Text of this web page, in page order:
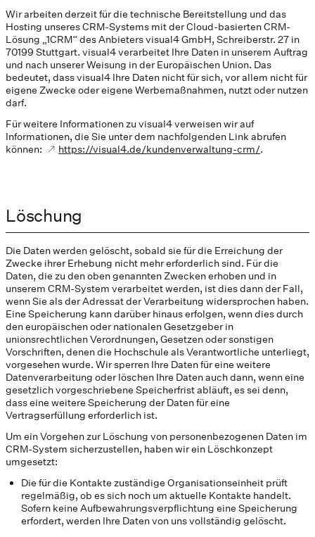
Wir arbeiten derzeit für die technische Bereitstellung und das
Hosting unseres CRM-Systems mit der Cloud-basierten CRM-
Lösung „1CRM“ des Anbieters visual4 GmbH, Schreiberstr. 27 in
70199 Stuttgart. visual4 verarbeitet Ihre Daten in unserem Auftrag
und nach unserer Weisung in der Europäischen Union. Das
bedeutet, dass visual4 Ihre Daten nicht für sich, vor allem nicht für
eigene Zwecke oder eigene Werbemaßnahmen, nutzt oder nutzen
darf.
Für weitere Informationen zu visual4 verweisen wir auf
Informationen, die Sie unter dem nachfolgenden Link abrufen
können:
https://visual4.de/kundenverwaltung-crm/.
Löschung
Die Daten werden gelöscht, sobald sie für die Erreichung der
Zwecke ihrer Erhebung nicht mehr erforderlich sind. Für die
Daten, die zu den oben genannten Zwecken erhoben und in
unserem CRM-System verarbeitet werden, ist dies dann der Fall,
wenn Sie als der Adressat der Verarbeitung widersprochen haben.
Eine Speicherung kann darüber hinaus erfolgen, wenn dies durch
den europäischen oder nationalen Gesetzgeber in
unionsrechtlichen Verordnungen, Gesetzen oder sonstigen
Vorschriften, denen die Hochschule als Verantwortliche unterliegt,
vorgesehen wurde. Wir sperren Ihre Daten für eine weitere
Datenverarbeitung oder löschen Ihre Daten auch dann, wenn eine
gesetzlich vorgeschriebene Speicherfrist abläuft, es sei denn,
dass eine weitere Speicherung der Daten für eine
Vertragserfüllung erforderlich ist.
Um ein Vorgehen zur Löschung von personenbezogenen Daten im
CRM-System sicherzustellen, haben wir ein Löschkonzept
umgesetzt:
Die für die Kontakte zuständige Organisationseinheit prüft
regelmäßig, ob es sich noch um aktuelle Kontakte handelt.
Sofern keine Aufbewahrungsverpflichtung eine Speicherung
erfordert, werden Ihre Daten von uns vollständig gelöscht.